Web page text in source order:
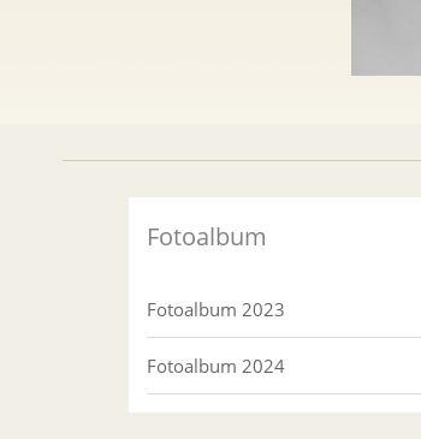
Fotoalbum
Fotoalbum 2023
Fotoalbum 2024